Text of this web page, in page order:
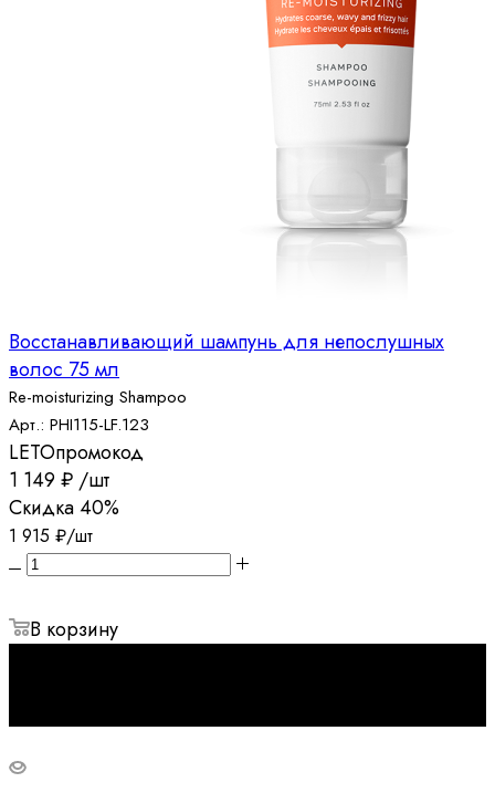
Восстанавливающий шампунь для непослушных
волос 75 мл
Re-moisturizing Shampoo
Арт.: PHI115-LF.123
LETOпромокод
1 149 ₽ /шт
Скидка 40%
1 915 ₽/шт
В корзину